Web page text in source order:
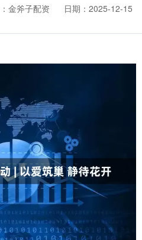
金斧子配资
日期：2025-12-15